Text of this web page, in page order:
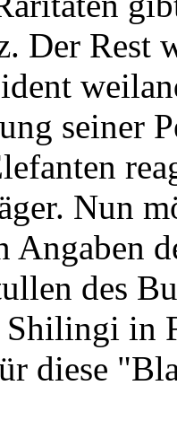
Der Rest
seiner
Nun
Angaben
des
Shilingi in
diese